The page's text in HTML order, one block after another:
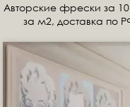
Авторские фрески за
за м2, доставка по